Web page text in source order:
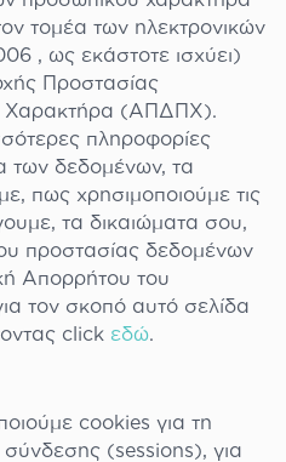
τομέα των ηλεκτρονικών
, ως εκάστοτε ισχύει)
Προστασίας
Χαρακτήρα (ΑΠΔΠΧ).
πληροφορίες
των δεδομένων, τα
πως χρησιμοποιούμε τις
τα δικαιώματα σου,
προστασίας δεδομένων
Απορρήτου του
τον σκοπό αυτό σελίδα
click εδώ.
cookies για τη
σύνδεσης (sessions), για